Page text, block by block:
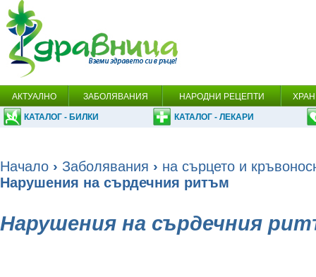
АКТУАЛНО ЗАБОЛЯВАНИЯ НАРОДНИ РЕЦЕПТИ
КАТАЛОГ - БИЛКИ КАТАЛОГ - ЛЕКАРИ
Начало › Заболявания › на сърцето и
Нарушения на сърдечния ритъм
Нарушения на сърдечния